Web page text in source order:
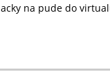
na pude do